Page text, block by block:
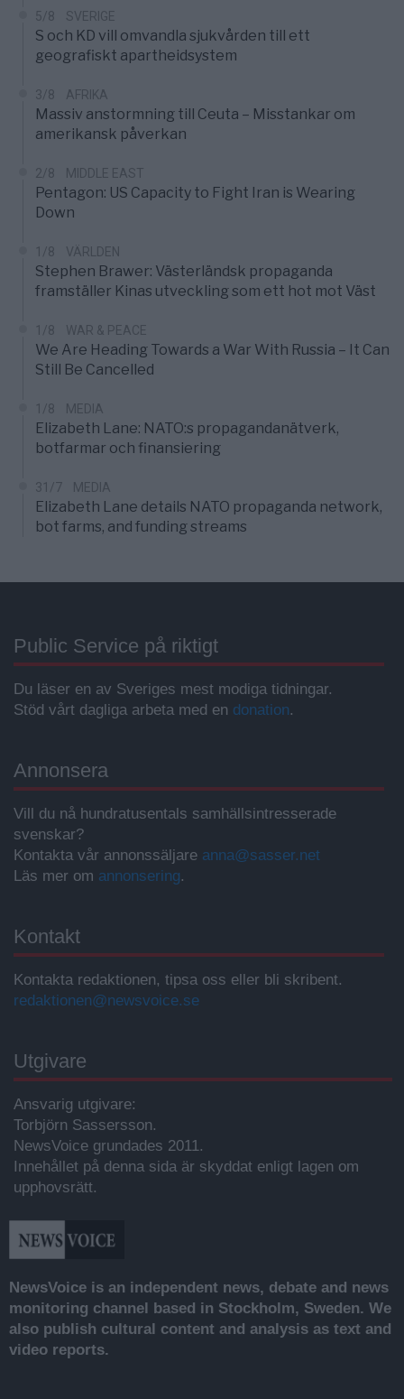
5/8 SVERIGE
S och KD vill omvandla sjukvården till ett
geografiskt apartheidsystem
3/8 AFRIKA
Massiv anstormning till Ceuta – Misstankar om
amerikansk påverkan
2/8 MIDDLE EAST
Pentagon: US Capacity to Fight Iran is Wearing
Down
1/8 VÄRLDEN
Stephen Brawer: Västerländsk propaganda
framställer Kinas utveckling som ett hot mot Väst
1/8 WAR & PEACE
We Are Heading Towards a War With Russia – It Can
Still Be Cancelled
1/8 MEDIA
Elizabeth Lane: NATO:s propagandanätverk,
botfarmar och finansiering
31/7 MEDIA
Elizabeth Lane details NATO propaganda network,
bot farms, and funding streams
Public Service på riktigt
Du läser en av Sveriges mest modiga tidningar.
Stöd vårt dagliga arbeta med en donation.
Annonsera
Vill du nå hundratusentals samhällsintresserade
svenskar?
Kontakta vår annonssäljare anna@sasser.net
Läs mer om annonsering.
Kontakt
Kontakta redaktionen, tipsa oss eller bli skribent.
redaktionen@newsvoice.se
Utgivare
Ansvarig utgivare:
Torbjörn Sassersson.
NewsVoice grundades 2011.
Innehållet på denna sida är skyddat enligt lagen om
upphovsrätt.
NewsVoice is an independent news, debate and news
monitoring channel based in Stockholm, Sweden. We
also publish cultural content and analysis as text and
video reports.